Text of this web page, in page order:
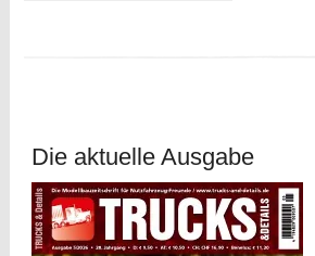
Die aktuelle Ausgabe